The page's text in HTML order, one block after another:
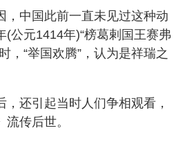
，中国此前一直未见过这种动
(公元1414年)“榜葛剌国王赛弗
，“举国欢腾”，认为是祥瑞之
，还引起当时人们争相观看，
传后世。